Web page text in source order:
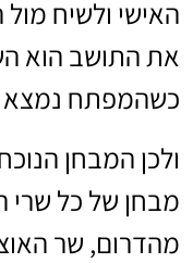
האישי ולשיח
את התושב הוא
כשהמפתח
ולכן המבחן
מבחן של כל שרי
מהדרום, שר